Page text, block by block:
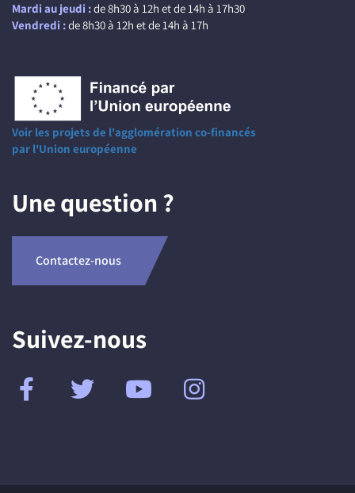
Mardi au jeudi :de 8h30 à 12h et de 14h à 17h30
Vendredi :de 8h30 à 12h et de 14h à 17h
Voir les projets de l'agglomération co-financés
par l'Union européenne
Une question ?
Contactez-nous
Suivez-nous